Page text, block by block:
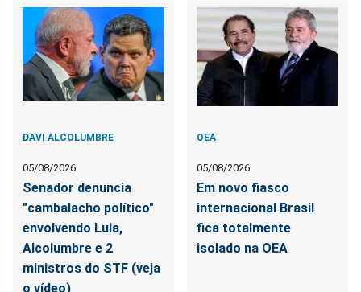
DAVI ALCOLUMBRE
05/08/2026
Senador denuncia
"cambalacho político"
envolvendo Lula,
Alcolumbre e 2
ministros do STF (veja
o vídeo)
OEA
05/08/2026
Em novo fiasco
internacional Brasil
fica totalmente
isolado na OEA